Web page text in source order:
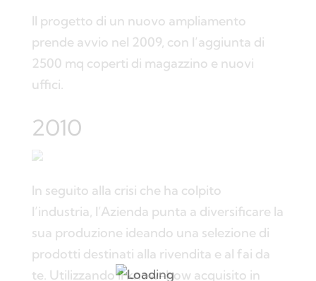
Il progetto di un nuovo ampliamento
prende avvio nel 2009, con l’aggiunta di
2500 mq coperti di magazzino e nuovi
uffici.
2010
In seguito alla crisi che ha colpito
l’industria, l’Azienda punta a diversificare la
sua produzione ideando una selezione di
prodotti destinati alla rivendita e al fai da
te. Utilizzando il know-how acquisito in